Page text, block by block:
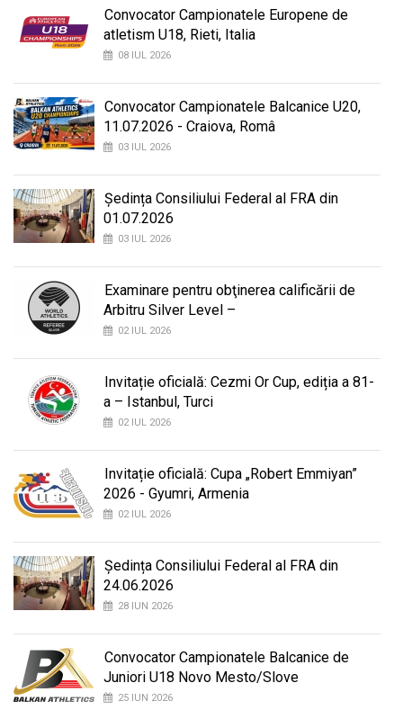
Convocator Campionatele Europene de
atletism U18, Rieti, Italia
08 IUL 2026
Convocator Campionatele Balcanice U20,
11.07.2026 - Craiova, Româ
03 IUL 2026
Ședința Consiliului Federal al FRA din
01.07.2026
03 IUL 2026
Examinare pentru obţinerea calificării de
Arbitru Silver Level –
02 IUL 2026
Invitație oficială: Cezmi Or Cup, ediția a 81-
a – Istanbul, Turci
02 IUL 2026
Invitație oficială: Cupa „Robert Emmiyan”
2026 - Gyumri, Armenia
02 IUL 2026
Ședința Consiliului Federal al FRA din
24.06.2026
28 IUN 2026
Convocator Campionatele Balcanice de
Juniori U18 Novo Mesto/Slove
25 IUN 2026